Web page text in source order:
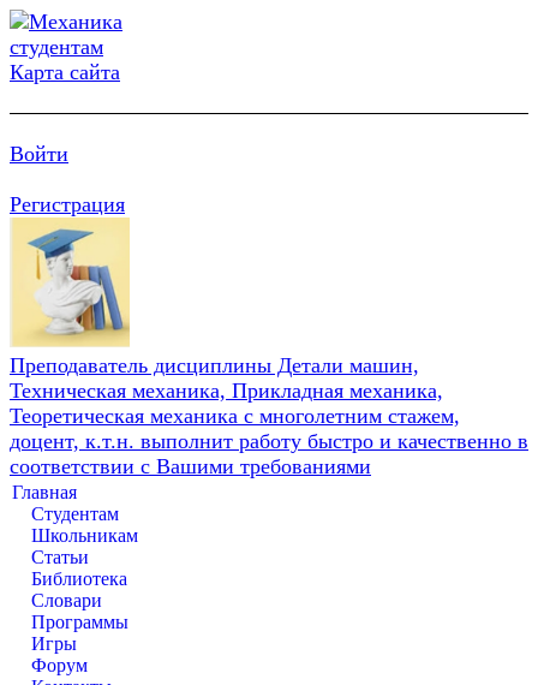
Карта сайта
Войти
Регистрация
Преподаватель дисциплины Детали машин,
Техническая механика, Прикладная механика,
Теоретическая механика с многолетним стажем,
доцент, к.т.н. выполнит работу быстро и качественно в
соответствии с Вашими требованиями
Главная
Студентам
Школьникам
Статьи
Библиотека
Словари
Программы
Игры
Форум